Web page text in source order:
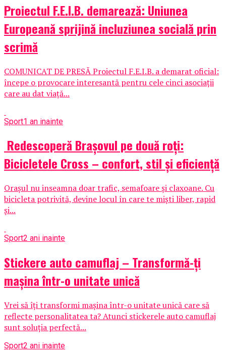
Proiectul F.E.I.B. demarează: Uniunea
Europeană sprijină incluziunea socială prin
scrimă
COMUNICAT DE PRESĂ Proiectul F.E.I.B. a demarat oficial:
începe o provocare interesantă pentru cele cinci asociații
care au dat viață...
Sport1 an inainte
Redescoperă Brașovul pe două roți:
Bicicletele Cross – confort, stil și eficiență
Orașul nu inseamna doar trafic, semafoare și claxoane. Cu
bicicleta potrivită, devine locul în care te miști liber, rapid
și...
Sport2 ani inainte
Stickere auto camuflaj – Transformă-ți
mașina într-o unitate unică
Vrei să îți transformi mașina într-o unitate unică care să
reflecte personalitatea ta? Atunci stickerele auto camuflaj
sunt soluția perfectă...
Sport2 ani inainte